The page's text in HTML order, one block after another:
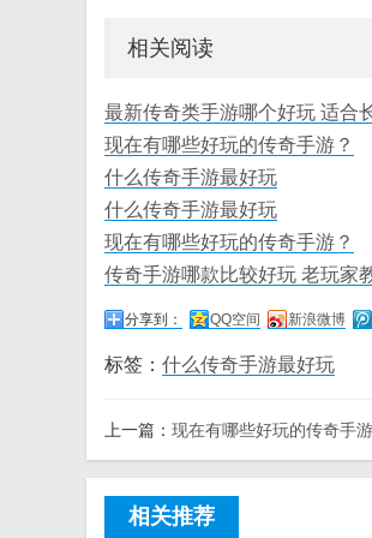
相关阅读
最新传奇类手游哪个好玩 适合
现在有哪些好玩的传奇手游？
什么传奇手游最好玩
什么传奇手游最好玩
现在有哪些好玩的传奇手游？
传奇手游哪款比较好玩 老玩家
分享到： QQ空间 新浪微博
标签： 什么传奇手游最好玩
上一篇： 现在有哪些好玩的传奇手
相关推荐